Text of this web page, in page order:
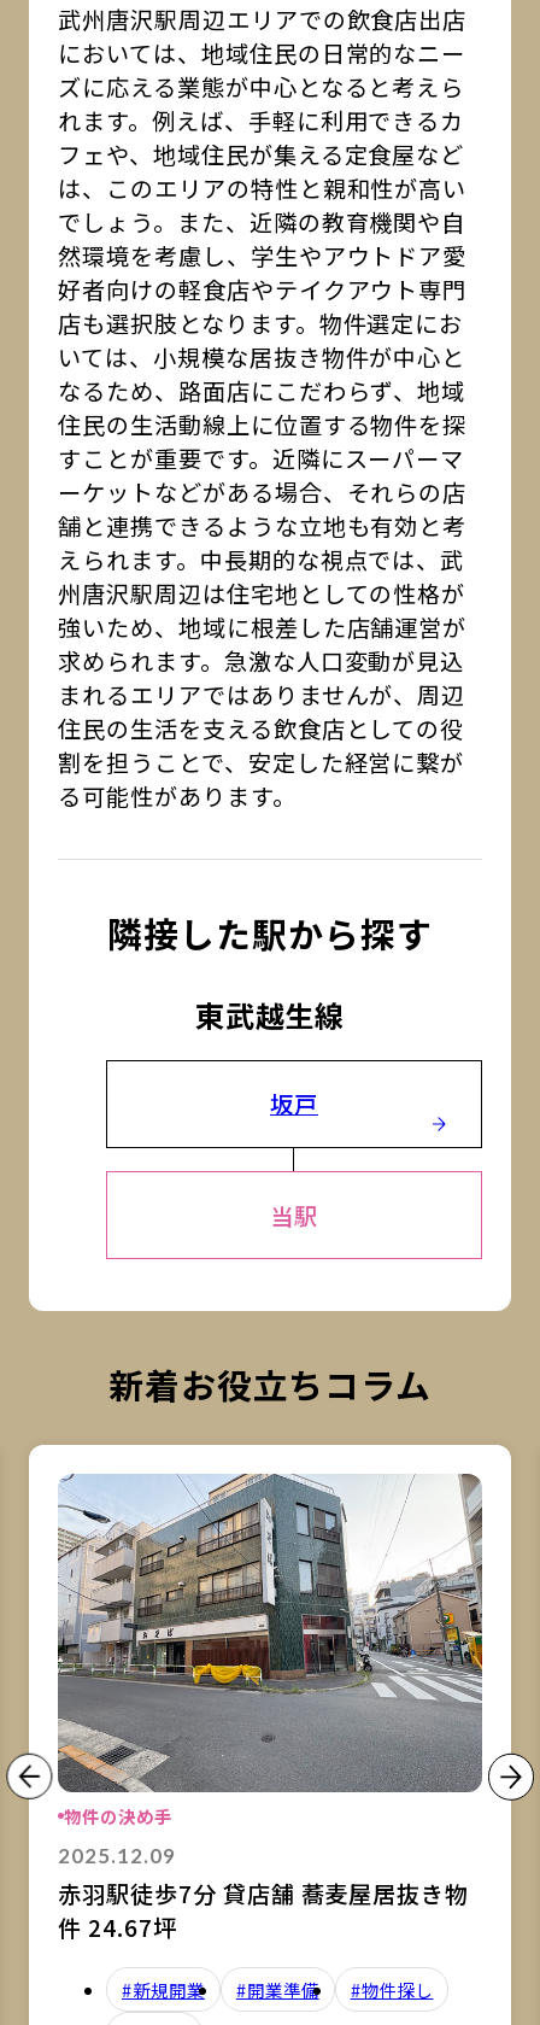
武州唐沢駅周辺エリアでの飲食店出店
においては、地域住民の日常的なニー
ズに応える業態が中心となると考えら
れます。例えば、手軽に利用できるカ
フェや、地域住民が集える定食屋など
は、このエリアの特性と親和性が高い
でしょう。また、近隣の教育機関や自
然環境を考慮し、学生やアウトドア愛
好者向けの軽食店やテイクアウト専門
店も選択肢となります。物件選定にお
いては、小規模な居抜き物件が中心と
なるため、路面店にこだわらず、地域
住民の生活動線上に位置する物件を探
すことが重要です。近隣にスーパーマ
ーケットなどがある場合、それらの店
舗と連携できるような立地も有効と考
えられます。中長期的な視点では、武
州唐沢駅周辺は住宅地としての性格が
強いため、地域に根差した店舗運営が
求められます。急激な人口変動が見込
まれるエリアではありませんが、周辺
住民の生活を支える飲食店としての役
割を担うことで、安定した経営に繋が
る可能性があります。
隣接した駅から探す
東武越生線
坂戸
当駅
新着お役立ちコラム
詳細を見る
物件の決め手
2025.12.09
赤羽駅徒歩7分 貸店舗 蕎麦屋居抜き物
件 24.67坪
#新規開業 #開業準備
#物件探し